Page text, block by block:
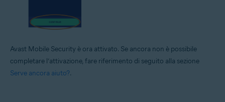
Avast Mobile Security è ora attivato. Se ancora non è possibile
completare l’attivazione, fare riferimento di seguito alla sezione
Serve ancora aiuto?.